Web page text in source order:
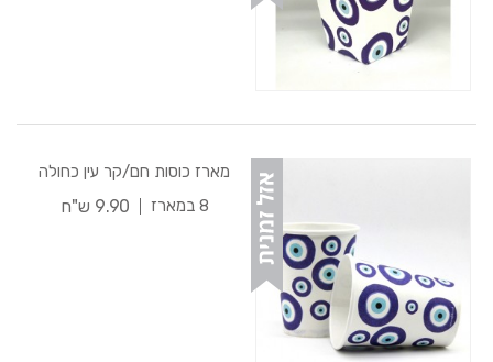
מארז כוסות חם/קר עין כחולה
8 במארז
9.90 ש"ח